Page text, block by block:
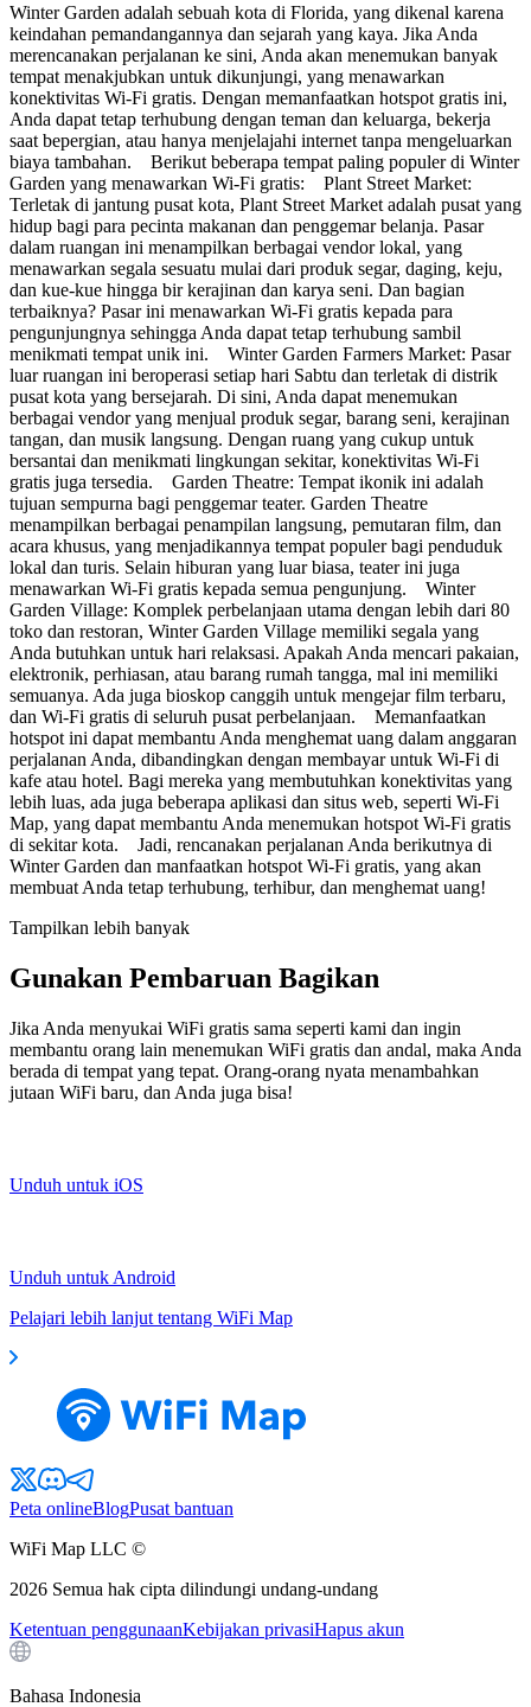
Winter Garden adalah sebuah kota di Florida, yang dikenal karena
keindahan pemandangannya dan sejarah yang kaya. Jika Anda
merencanakan perjalanan ke sini, Anda akan menemukan banyak
tempat menakjubkan untuk dikunjungi, yang menawarkan
konektivitas Wi-Fi gratis. Dengan memanfaatkan hotspot gratis ini,
Anda dapat tetap terhubung dengan teman dan keluarga, bekerja
saat bepergian, atau hanya menjelajahi internet tanpa mengeluarkan
biaya tambahan. Berikut beberapa tempat paling populer di Winter
Garden yang menawarkan Wi-Fi gratis: Plant Street Market:
Terletak di jantung pusat kota, Plant Street Market adalah pusat yang
hidup bagi para pecinta makanan dan penggemar belanja. Pasar
dalam ruangan ini menampilkan berbagai vendor lokal, yang
menawarkan segala sesuatu mulai dari produk segar, daging, keju,
dan kue-kue hingga bir kerajinan dan karya seni. Dan bagian
terbaiknya? Pasar ini menawarkan Wi-Fi gratis kepada para
pengunjungnya sehingga Anda dapat tetap terhubung sambil
menikmati tempat unik ini. Winter Garden Farmers Market: Pasar
luar ruangan ini beroperasi setiap hari Sabtu dan terletak di distrik
pusat kota yang bersejarah. Di sini, Anda dapat menemukan
berbagai vendor yang menjual produk segar, barang seni, kerajinan
tangan, dan musik langsung. Dengan ruang yang cukup untuk
bersantai dan menikmati lingkungan sekitar, konektivitas Wi-Fi
gratis juga tersedia. Garden Theatre: Tempat ikonik ini adalah
tujuan sempurna bagi penggemar teater. Garden Theatre
menampilkan berbagai penampilan langsung, pemutaran film, dan
acara khusus, yang menjadikannya tempat populer bagi penduduk
lokal dan turis. Selain hiburan yang luar biasa, teater ini juga
menawarkan Wi-Fi gratis kepada semua pengunjung. Winter
Garden Village: Komplek perbelanjaan utama dengan lebih dari 80
toko dan restoran, Winter Garden Village memiliki segala yang
Anda butuhkan untuk hari relaksasi. Apakah Anda mencari pakaian,
elektronik, perhiasan, atau barang rumah tangga, mal ini memiliki
semuanya. Ada juga bioskop canggih untuk mengejar film terbaru,
dan Wi-Fi gratis di seluruh pusat perbelanjaan. Memanfaatkan
hotspot ini dapat membantu Anda menghemat uang dalam anggaran
perjalanan Anda, dibandingkan dengan membayar untuk Wi-Fi di
kafe atau hotel. Bagi mereka yang membutuhkan konektivitas yang
lebih luas, ada juga beberapa aplikasi dan situs web, seperti Wi-Fi
Map, yang dapat membantu Anda menemukan hotspot Wi-Fi gratis
di sekitar kota. Jadi, rencanakan perjalanan Anda berikutnya di
Winter Garden dan manfaatkan hotspot Wi-Fi gratis, yang akan
membuat Anda tetap terhubung, terhibur, dan menghemat uang!
Tampilkan lebih banyak
Gunakan Pembaruan Bagikan
Jika Anda menyukai WiFi gratis sama seperti kami dan ingin
membantu orang lain menemukan WiFi gratis dan andal, maka Anda
berada di tempat yang tepat. Orang-orang nyata menambahkan
jutaan WiFi baru, dan Anda juga bisa!
Unduh untuk iOS
Unduh untuk Android
Pelajari lebih lanjut tentang WiFi Map
Peta onlineBlogPusat bantuan
WiFi Map LLC ©
2026 Semua hak cipta dilindungi undang-undang
Ketentuan penggunaanKebijakan privasiHapus akun
Bahasa Indonesia